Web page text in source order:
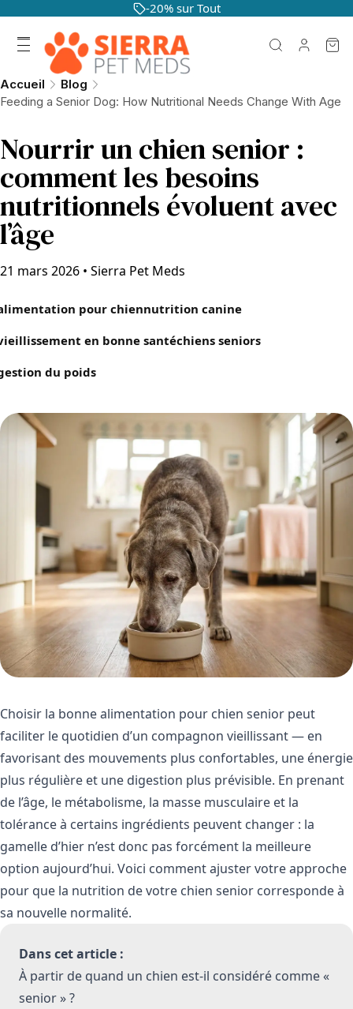
-20% sur Tout
Accueil
Blog
Feeding a Senior Dog: How Nutritional Needs Change With Age
Nourrir un chien senior :
comment les besoins
nutritionnels évoluent avec
l’âge
21 mars 2026 • Sierra Pet Meds
pour chiennutrition canine
en bonne santéchiens seniors
du poids
Choisir la bonne alimentation pour chien senior peut
faciliter le quotidien d’un compagnon vieillissant — en
favorisant des mouvements plus confortables, une énergie
plus régulière et une digestion plus prévisible. En prenant
de l’âge, le métabolisme, la masse musculaire et la
tolérance à certains ingrédients peuvent changer : la
gamelle d’hier n’est donc pas forcément la meilleure
option aujourd’hui. Voici comment ajuster votre approche
pour que la nutrition de votre chien senior corresponde à
sa nouvelle normalité.
Dans cet article :
À partir de quand un chien est-il considéré comme «
senior » ?